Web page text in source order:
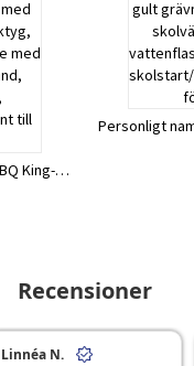
Personligt tryckt namn BBQ King-förkläde med fickor för multiverktyg, vaxat kanvasförkläde med veganskt läderband, grillutrustning, födelsedagspresent till honom
Recensioner
Linnéa N.